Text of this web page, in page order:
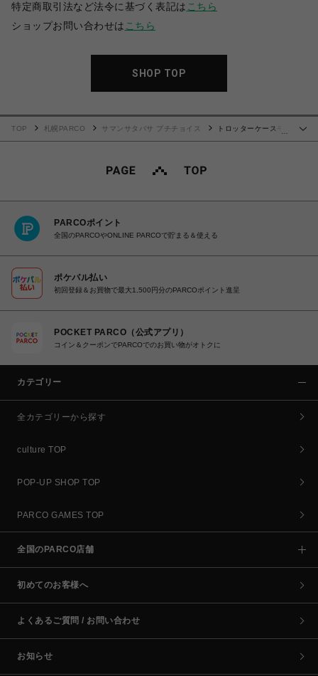
特定商取引法など法令に基づく表記は こちら
ショップお問い合わせは こちら
SHOP TOP
…
TOP 札幌PARCO サマンサタバサ プチチョイス
トロッターケースモ
PARCOポイント
全国のPARCOやONLINE PARCOで貯まる＆使える
ポケパル払い
初回登録＆お買物で最大1,500円分のPARCOポイント進呈
POCKET PARCO（公式アプリ）
コイン＆クーポンでPARCOでのお買い物がオトクに
カテゴリー
全カテゴリーから探す
culture TOP
POP-UP SHOP TOP
PARCO GAMES TOP
全国のPARCO店舗
初めてのお客様へ
よくあるご質問 / お問い合わせ
お知らせ